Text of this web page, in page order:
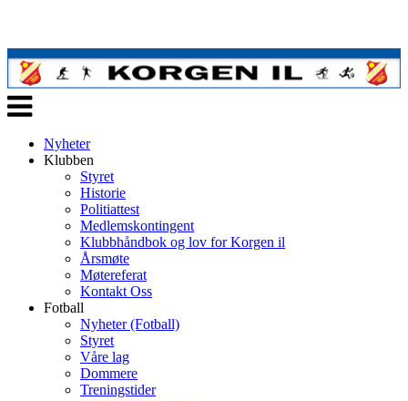
Veksle
navigasjon
Nyheter
Klubben
Styret
Historie
Politiattest
Medlemskontingent
Klubbhåndbok og lov for Korgen il
Årsmøte
Møtereferat
Kontakt Oss
Fotball
Nyheter (Fotball)
Styret
Våre lag
Dommere
Treningstider